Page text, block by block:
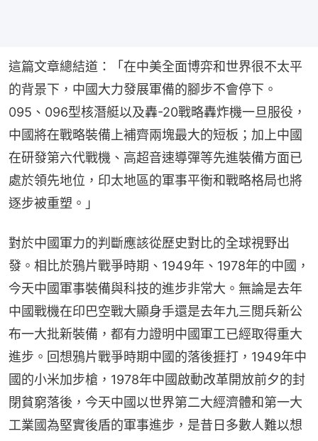
這篇文章總結道：「在中美全面博弈和世界很不太平
的背景下，中國大力發展軍備的腳步不會停下。
095、096型核潛艇以及轟-20戰略轟炸機一旦服役，
中國將在戰略裝備上補齊兩塊最大的短板；加上中國
在研發第六代戰機、高超音速導彈等先進裝備方面已
處於領先地位，印太地區的軍事平衡和戰略格局也將
逐步被重塑。」
對於中國軍力的判斷應該從歷史對比的全球視野出
發。相比於鴉片戰爭時期、1949年、1978年的中國，
今天中國軍事裝備與科技的進步非常大。無論是去年
中國戰機在印巴空戰大顯身手還是去年九三閲兵新公
布一大批新裝備，都有力證明中國軍工已經取得重大
進步。回想鴉片戰爭時期中國的落後捱打，1949年中
國的小米加步槍，1978年中國啟動改革開放前夕的封
閉貧窮落後，今天中國以世界第二大經濟體和第一大
工業國為堅實後盾的軍事進步，是昔日多數人難以想